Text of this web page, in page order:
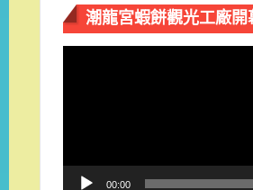
潮龍宮蝦餅觀光工廠開
00:00